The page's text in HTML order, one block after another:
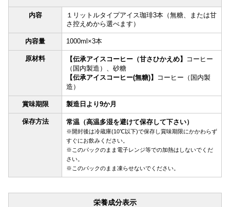
内容
１リットルタイプアイス珈琲3本（無糖、または甘
さ控えめから選べます）
内容量 1000ml×3本
原材料 【伝承アイスコーヒー（甘さひかえめ】
コーヒー
（国内製造）、砂糖
【伝承アイスコーヒー(無糖)】
コーヒー（国内製
造）
賞味期限 製造日より9か月
保存方法 常温（高温多湿を避けて保存して下さい）
※開封後は冷蔵庫(10℃以下)で保存し賞味期限にかかわらず
すぐにお飲みください。
※このパックのまま電子レンジ等での加熱はしないでくだ
さい。
※このパックのまま凍らせないでください。
栄養成分表示